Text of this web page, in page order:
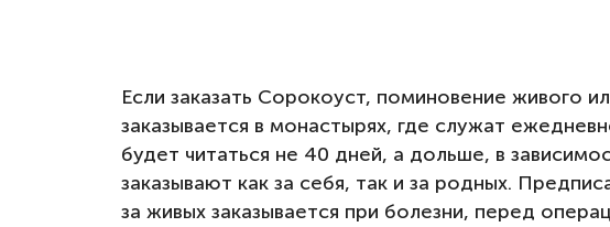
Если заказать Сорокоуст, поминовение живого
заказывается в монастырях, где служат
будет читаться не 40 дней, а дольше, в
заказывают как за себя, так и за родных.
за живых заказывается при болезни, перед